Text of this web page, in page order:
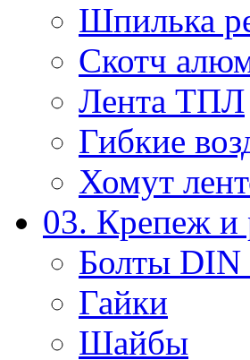
Шпилька
Скотч
Лента ТПЛ
Гибкие
Хомут
03. Крепеж и
Болты DIN
Гайки
Шайбы